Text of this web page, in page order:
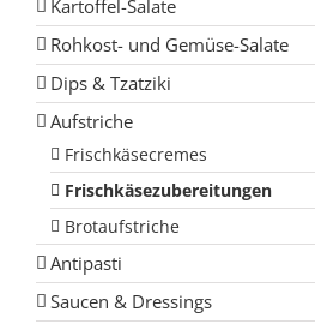
Kartoffel-Salate
Rohkost- und Gemüse-Salate
Dips & Tzatziki
Aufstriche
Frischkäsecremes
Frischkäsezubereitungen
Brotaufstriche
Antipasti
Saucen & Dressings